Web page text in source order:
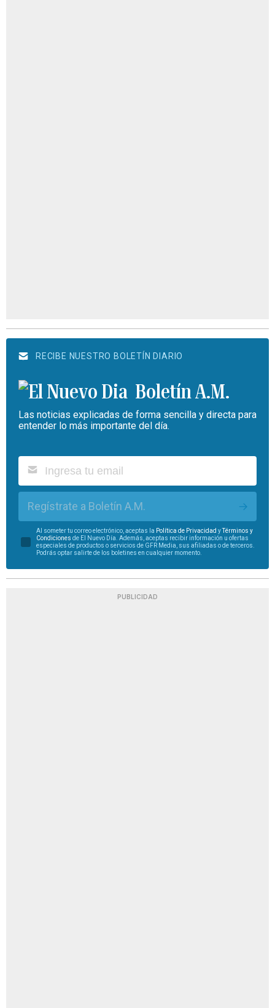
RECIBE NUESTRO BOLETÍN DIARIO
Boletín A.M.
Las noticias explicadas de forma sencilla y directa para
entender lo más importante del día.
Regístrate a Boletín A.M.
Al someter tu correo electrónico, aceptas la Política de Privacidad yTérminos y
Condiciones de El Nuevo Día. Además, aceptas recibir información u ofertas
especiales de productos o servicios de GFR Media, sus afiliadas o de terceros.
Podrás optar salirte de los boletines en cualquier momento.
PUBLICIDAD